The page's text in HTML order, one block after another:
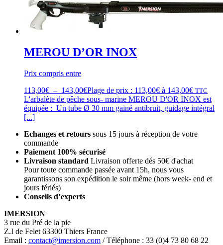
MEROU D’OR INOX
Prix compris entre
113,00€ – 143,00€Plage de prix : 113,00€ à 143,00€ TTC
L'arbalète de pêche sous- marine MEROU D'OR INOX est
équipée : Un tube Ø 30 mm gainé antibruit, guidage intégral
[...]
Echanges et retours sous 15 jours à réception de votre
commande
Paiement 100% sécurisé
Livraison standard Livraison offerte dés 50€ d'achat
Pour toute commande passée avant 15h, nous vous
garantissons son expédition le soir même (hors week- end et
jours fériés)
Conseils d’experts
IMERSION
3 rue du Pré de la pie
Z.I de Felet 63300 Thiers France
Email : contact@imersion.com / Téléphone : 33 (0)4 73 80 68 22